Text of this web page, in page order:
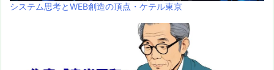
システム思考とWEB創造の頂点・ケテル東京